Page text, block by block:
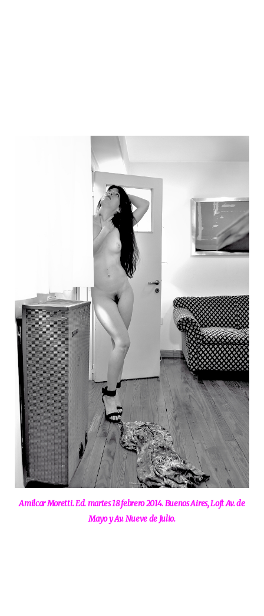
Amilcar Moretti. Ed. martes 18 febrero 2014. Buenos Aires, Loft Av. de
Mayo y Av. Nueve de Julio.